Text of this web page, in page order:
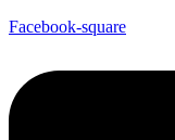
Facebook-square